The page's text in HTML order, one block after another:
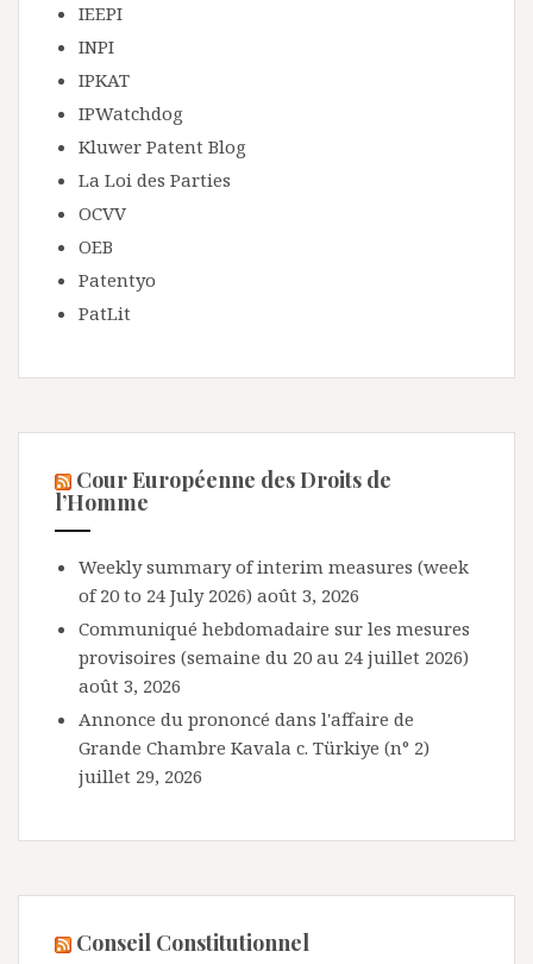
IEEPI
INPI
IPKAT
IPWatchdog
Kluwer Patent Blog
La Loi des Parties
OCVV
OEB
Patentyo
PatLit
Cour Européenne des Droits de
l’Homme
Weekly summary of interim measures (week
of 20 to 24 July 2026) août 3, 2026
Communiqué hebdomadaire sur les mesures
provisoires (semaine du 20 au 24 juillet 2026)
août 3, 2026
Annonce du prononcé dans l'affaire de
Grande Chambre Kavala c. Türkiye (n° 2)
juillet 29, 2026
Conseil Constitutionnel